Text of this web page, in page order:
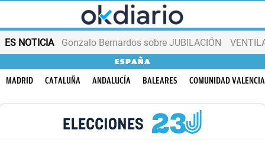
ES NOTICIA Gonzalo Bernardos sobre JUBILACIÓN
ESPAÑA
MADRID CATALUÑA ANDALUCÍA BALEARES COMUNIDAD